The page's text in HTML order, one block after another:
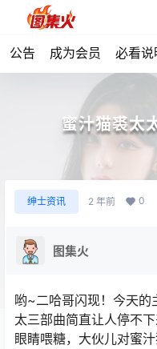
公告 成为会员 必看说
蜜汁猫裘太
绅士资讯 2 年前 0
图集火
哟~二哈哥闪现！今天的
太三部曲简直让人停不
眼睛喂糖，大伙儿对蜜